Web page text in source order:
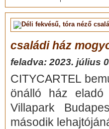
családi ház
feladva: 2023. július
CITYCARTEL
önálló ház eladó
Villapark
második